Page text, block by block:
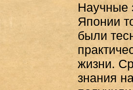
Научные
Японии
были
жизни.
знания